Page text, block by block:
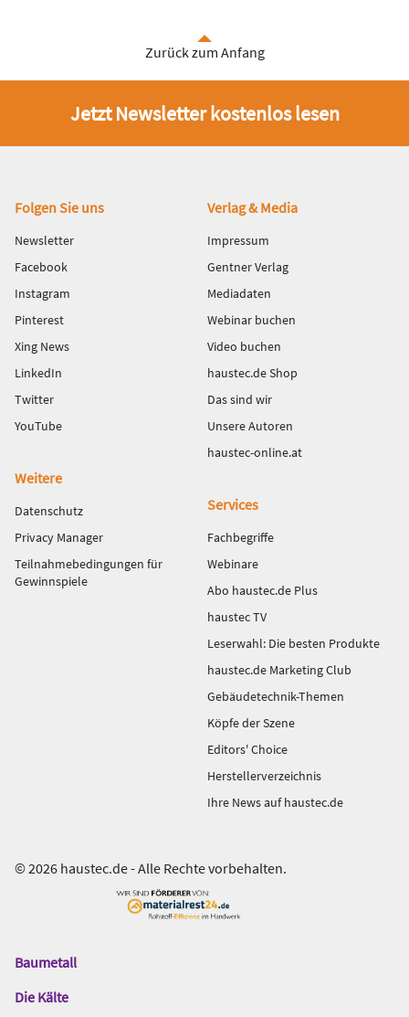
Zurück zum Anfang
Jetzt Newsletter kostenlos lesen
Fußbereich
Folgen Sie uns
Newsletter
Facebook
Instagram
Pinterest
Xing News
LinkedIn
Twitter
YouTube
Verlag & Media
Impressum
Gentner Verlag
Mediadaten
Webinar buchen
Video buchen
haustec.de Shop
Das sind wir
Unsere Autoren
haustec-online.at
Weitere
Datenschutz
Privacy Manager
Teilnahmebedingungen für
Gewinnspiele
Services
Fachbegriffe
Webinare
Abo haustec.de Plus
haustec TV
Leserwahl: Die besten Produkte
haustec.de Marketing Club
Gebäudetechnik-Themen
Köpfe der Szene
Editors' Choice
Herstellerverzeichnis
Ihre News auf haustec.de
© 2026 haustec.de - Alle Rechte vorbehalten.
Das
Gentner
Baumetall
Die Kälte